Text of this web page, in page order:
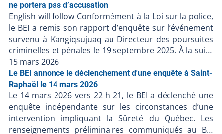
ne portera pas d’accusation
English will follow Conformément à la Loi sur la police,
le BEI a remis son rapport d’enquête sur l’événement
survenu à Kangiqsujuaq au Directeur des poursuites
criminelles et pénales le 19 septembre 2025. À la suite
de la décision du DPCP de ne pas porter d’accusation
contre les policiers, et en l’absence de faits nouveaux,
le BEI ferme le dossier BEI-250617-001. Puisque des
accusations ont été portées contre une personne
civile impliquée dans l’intervention policière et que le
dossier est toujours devant les tribunaux, le BEI ne
rendra pas publiques davantage d’informations pour
15 mars 2026
Le BEI annonce le déclenchement d'une enquête à Saint-
Raphaël le 14 mars 2026
Le 14 mars 2026 vers 22 h 21, le BEI a déclenché une
enquête indépendante sur les circonstances d’une
intervention impliquant la Sûreté du Québec. Les
renseignements préliminaires communiqués au BEI